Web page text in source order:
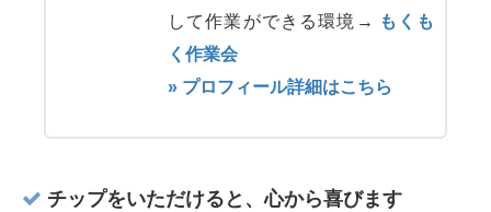
して作業ができる環境→
もくも
く作業会
» プロフィール詳細はこちら
チップをいただけると、心から喜びます